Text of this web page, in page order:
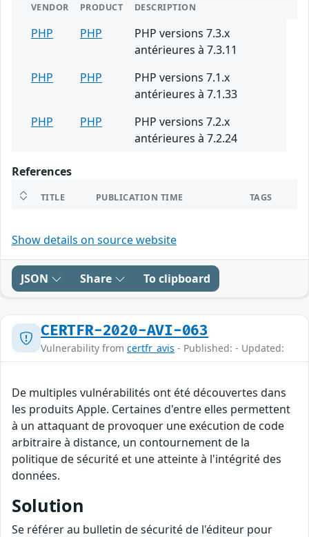
VENDOR PRODUCT DESCRIPTION
PHP PHP
PHP versions 7.3.x
antérieures à 7.3.11
PHP
PHP
PHP versions 7.1.x
antérieures à 7.1.33
PHP
PHP
PHP versions 7.2.x
antérieures à 7.2.24
References
TITLE PUBLICATION TIME TAGS
Show details on source website
JSON Share To clipboard
CERTFR-2020-AVI-063
Vulnerability from certfr_avis - Published: - Updated:
De multiples vulnérabilités ont été découvertes dans
les produits Apple. Certaines d'entre elles permettent
à un attaquant de provoquer une exécution de code
arbitraire à distance, un contournement de la
politique de sécurité et une atteinte à l'intégrité des
données.
Solution
Se référer au bulletin de sécurité de l'éditeur pour